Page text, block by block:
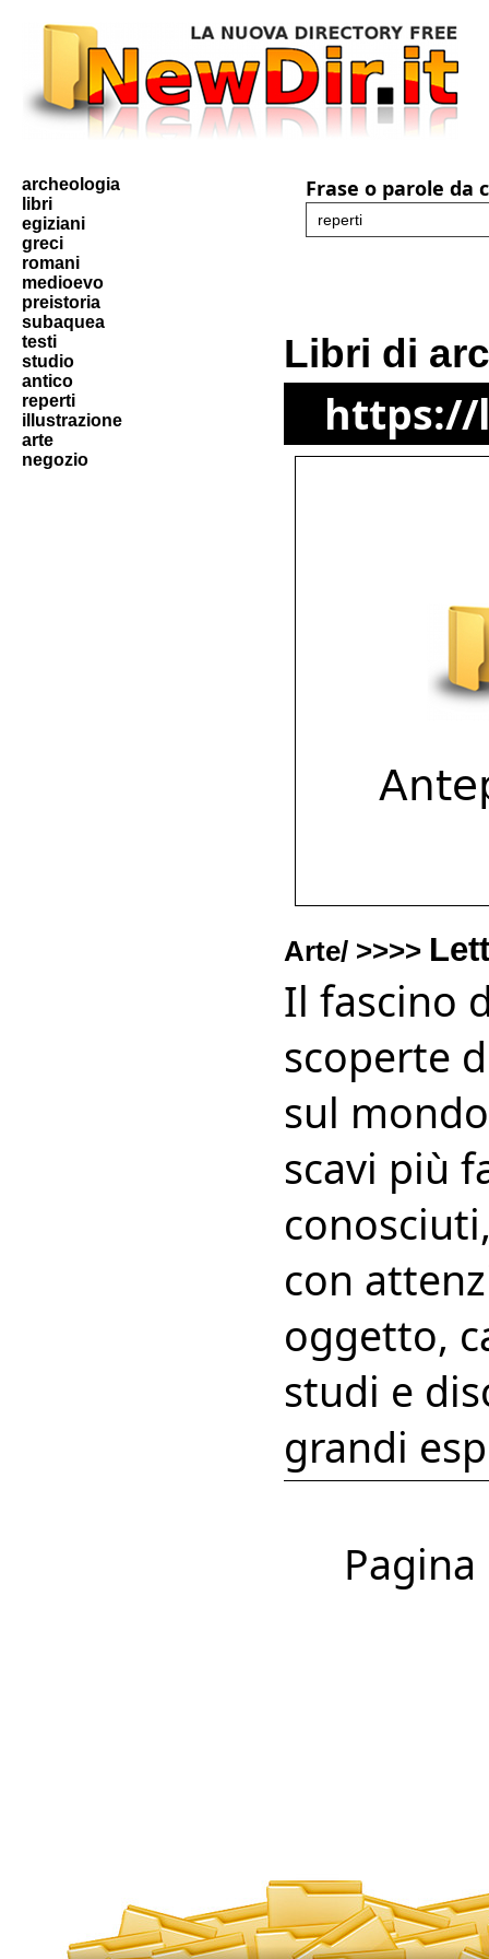
archeologia
libri
egiziani
greci
romani
medioevo
preistoria
subaquea
testi
studio
antico
reperti
illustrazione
arte
negozio
Frase o parole da
Libri di
https://
Arte/ >>>>
Il fascino
scoperte
sul
scavi più
con
oggetto,
studi e
grandi